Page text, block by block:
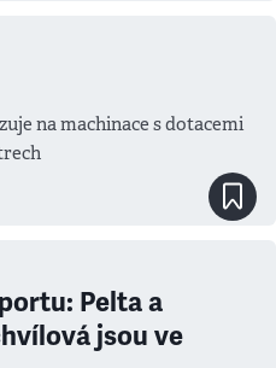
na machinace s dotacemi
Pelta a
jsou ve